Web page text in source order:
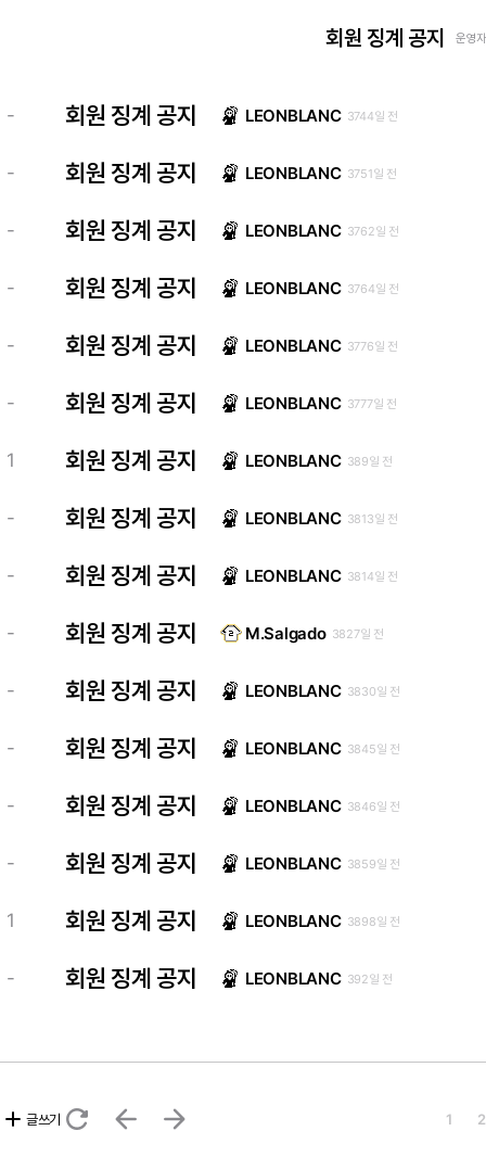
회원 징계 공지 운영
- 회원 징계 공지 LEONBLANC 3744일 전
- 회원 징계 공지 LEONBLANC 3751일 전
- 회원 징계 공지 LEONBLANC 3762일 전
- 회원 징계 공지 LEONBLANC 3764일 전
- 회원 징계 공지 LEONBLANC 3776일 전
- 회원 징계 공지 LEONBLANC 3777일 전
1 회원 징계 공지 LEONBLANC 389일 전
- 회원 징계 공지 LEONBLANC 3813일 전
- 회원 징계 공지 LEONBLANC 3814일 전
- 회원 징계 공지 M.Salgado 3827일 전
- 회원 징계 공지 LEONBLANC 3830일 전
- 회원 징계 공지 LEONBLANC 3845일 전
- 회원 징계 공지 LEONBLANC 3846일 전
- 회원 징계 공지 LEONBLANC 3859일 전
1 회원 징계 공지 LEONBLANC 3898일 전
- 회원 징계 공지 LEONBLANC 392일 전
add 글쓰기 refresh arrow_back arrow_forward 1 2